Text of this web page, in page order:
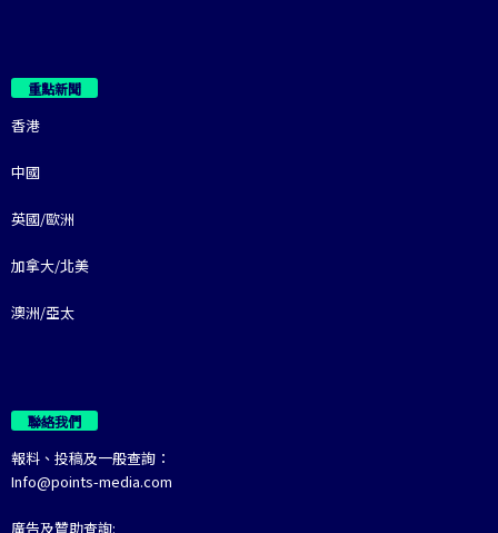
重點新聞
香港
中國
英國/歐洲
加拿大/北美
澳洲/亞太
聯絡我們
報料、投稿及一般查詢：
Info@points-media.com
廣告及贊助查詢: